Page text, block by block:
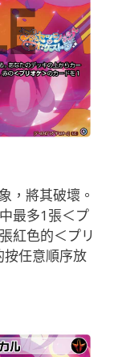
，將其破壞。
最多1張＜プ
紅色的＜プリ
按任意順序放